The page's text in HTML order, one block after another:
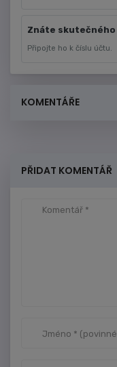
Znáte
Připojte ho k číslu účtu.
KOMENTÁŘE
PŘIDAT KOMENTÁŘ